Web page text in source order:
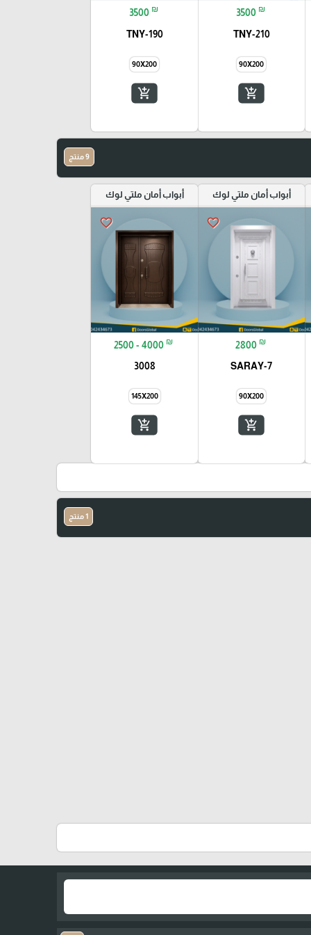
3500 ₪
TNY-210
90X200
add_shopping_cart
3500 ₪
TNY-190
90X200
add_shopping_cart
9 منتج
أبواب أمان ملتي لوك
favorite_border
2800 ₪
SARAY-7
90X200
add_shopping_cart
أبواب أمان ملتي لوك
favorite_border
2500 - 4000 ₪
3008
145X200
add_shopping_cart
1 منتج